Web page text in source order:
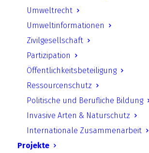
Umweltrecht
Umweltinformationen
Zivilgesellschaft
Partizipation
Öffentlichkeitsbeteiligung
Ressourcenschutz
Politische und Berufliche Bildung
Invasive Arten & Naturschutz
Internationale Zusammenarbeit
Projekte
UfU.de | Unabhängiges Institut
e.V.